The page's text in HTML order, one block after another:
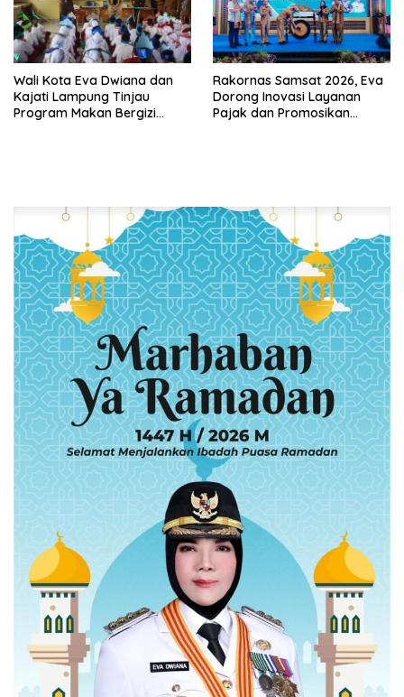
Wali Kota Eva Dwiana dan
Kajati Lampung Tinjau
Program Makan Bergizi
Rakornas Samsat 2026, Eva
Dorong Inovasi Layanan
Pajak dan Promosikan